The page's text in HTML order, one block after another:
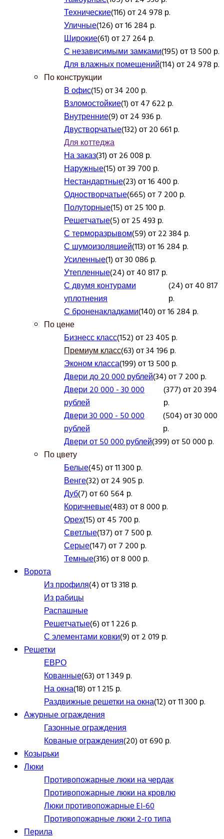
Технические(116) от 24 978 р.
Уличные(126) от 16 284 р.
Широкие(61) от 27 264 р.
С независимыми замками(195) от 13 500 р.
Для влажных помещений(114) от 24 978 р.
По конструкции
В офис(15) от 34 200 р.
Взломостойкие(1) от 47 622 р.
Внутренние(9) от 24 936 р.
Двустворчатые(132) от 20 661 р.
Для коттеджа
На заказ(31) от 26 008 р.
Наружные(15) от 39 700 р.
Нестандартные(23) от 16 400 р.
Одностворчатые(665) от 7 200 р.
Полуторные(15) от 25 100 р.
Решетчатые(5) от 25 493 р.
С терморазрывом(59) от 22 384 р.
С шумоизоляцией(113) от 16 284 р.
Усиленные(1) от 30 086 р.
Утепленные(24) от 40 817 р.
С двумя контурами
уплотнения
(24) от 40 817
р.
С броненакладками(140) от 16 284 р.
По цене
Бизнесс класс(152) от 23 405 р.
Премиум класс(63) от 34 196 р.
Эконом класса(199) от 13 500 р.
Двери до 20 000 рублей(34) от 7 200 р.
Двери 20 000 - 30 000
рублей
(377) от 20 394
р.
Двери 30 000 - 50 000
рублей
(504) от 30 000
р.
Двери от 50 000 рублей(399) от 50 000 р.
По цвету
Белые(45) от 11 300 р.
Венге(32) от 24 905 р.
Дуб(7) от 60 564 р.
Коричневые(483) от 8 000 р.
Орех(15) от 45 700 р.
Светлые(137) от 7 500 р.
Серые(147) от 7 200 р.
Темные(316) от 8 000 р.
Ворота
Из профиля(4) от 13 318 р.
Из рабицы
Распашные
Решетчатые(6) от 1 226 р.
С элементами ковки(9) от 2 019 р.
Решетки
ЕВРО
Кованные(63) от 1 349 р.
На окна(18) от 1 215 р.
Раздвижные решетки на окна(12) от 11 300 р.
Ажурные ограждения
Газонные ограждения
Кованые ограждения(20) от 690 р.
Козырьки
Люки
Противопожарные люки на чердак
Противопожарные люки на кровлю
Люки противопожарные EI-60
Противопожарные люки 2-го типа
Перила